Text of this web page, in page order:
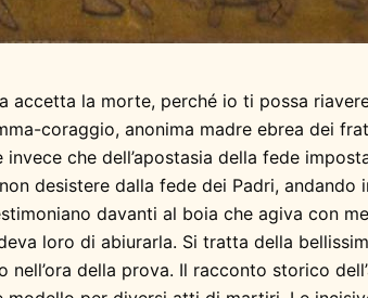
accetta la morte, perché io ti possa
coraggio, anonima madre ebrea dei
che dell’apostasia della fede
desistere dalla fede dei Padri,
davanti al boia che agiva con
loro di abiurarla. Si tratta della
della prova. Il racconto storico